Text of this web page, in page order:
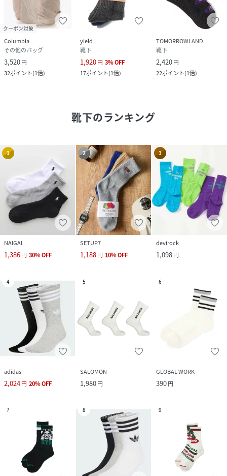
クーポン対象
Columbia
その他のバッグ
3,520円
32ポイント(1倍)
yield
靴下
1,920円 3%OFF
17ポイント(1倍)
TOMORROWLAND
靴下
2,420円
22ポイント(1倍)
靴下のランキング
1
NAIGAI
1,386円 30%OFF
2
SETUP7
1,188円 10%OFF
3
devirock
1,098円
4
adidas
2,024円 20%OFF
5
SALOMON
1,980円
6
GLOBAL WORK
390円
7 8 9